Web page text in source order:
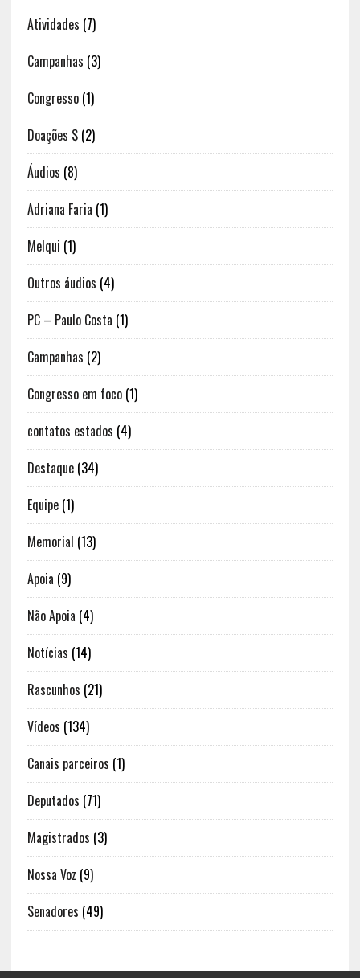
Atividades (7)
Campanhas (3)
Congresso(1)
Doações $(2)
Áudios (8)
Adriana Faria (1)
Melqui (1)
Outros áudios (4)
PC – Paulo Costa (1)
Campanhas (2)
Congresso em foco(1)
contatos estados (4)
Destaque(34)
Equipe(1)
Memorial (13)
Apoia (9)
Não Apoia (4)
Notícias (14)
Rascunhos (21)
Vídeos (134)
Canais parceiros (1)
Deputados (71)
Magistrados (3)
Nossa Voz (9)
Senadores (49)